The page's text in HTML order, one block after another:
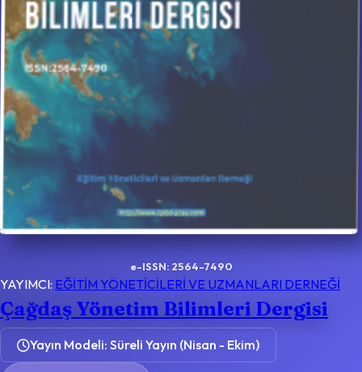
e-ISSN: 2564-7490
YAYIMCI: EĞİTİM YÖNETİCİLERİ VE UZMANLARI DERNEĞİ
Çağdaş Yönetim Bilimleri Dergisi
Yayın Modeli: Süreli Yayın (Nisan - Ekim)